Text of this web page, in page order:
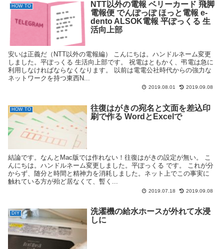
HOW TO
NTT以外の電報 ベリーカード 飛脚
電報便 でんぽっぽ ほっと電報 e-
dento ALSOK電報 平ぽっくる 生
活向上部
安いは正義だ（NTT以外の電報編） こんにちは。ハンドルネーム変更
しました。平ぽっくる 生活向上部です。 祝電はともかく、弔電は急に
利用しなければならなくなります。 以前は電電公社時代からの強力な
ネットワークを持つ東西N...
2019.08.01 2019.09.08
HOW TO
往復はがきの宛名と文面を差込印
刷で作る WordとExcelで
結論です。なんとMac版では作れない！往復はがきの設定が無い。 こ
んにちは。ハンドルネーム変更しました。平ぽっくる です。 これが分
からず、随分と時間と精神力を消耗しました。ネット上でこの事実に
触れている方が殆ど居なくて、暫く...
2019.07.18 2019.09.08
DIY
洗濯機の給水ホースが外れて水浸
しに